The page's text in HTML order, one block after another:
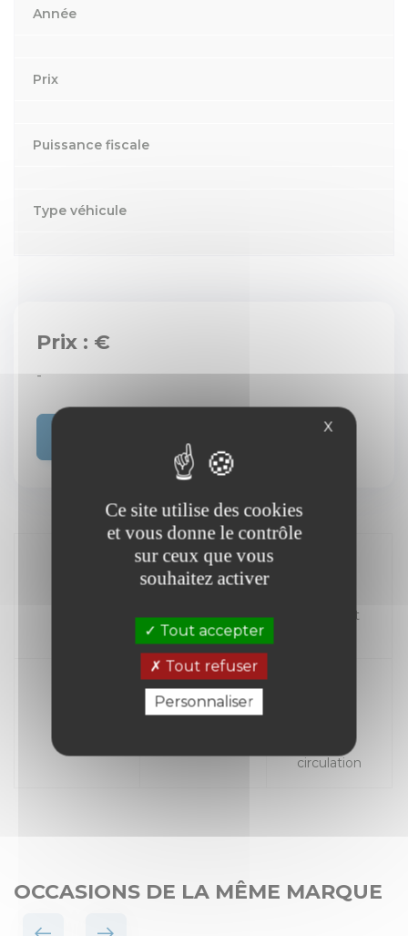
Année
Prix
Puissance fiscale
Type véhicule
Prix : €
-
Kilométrage Carburant
circulation
OCCASIONS DE LA MÊME MARQUE
X
Ce site utilise des cookies
et vous donne le contrôle
sur ceux que vous
souhaitez activer
Tout accepter
Tout refuser
Personnaliser